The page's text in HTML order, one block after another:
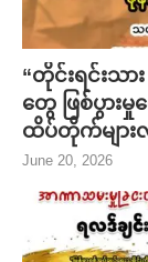
“တိုင်းရင်းသ
တွေ ဖြစ်ပွား
ထိပ်တိုက်မျာ
June 20, 2026